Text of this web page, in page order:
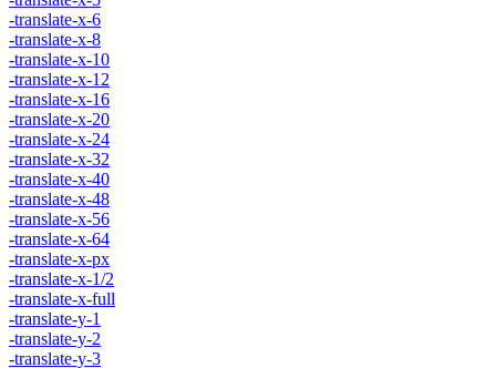
-translate-x-6
-translate-x-8
-translate-x-10
-translate-x-12
-translate-x-16
-translate-x-20
-translate-x-24
-translate-x-32
-translate-x-40
-translate-x-48
-translate-x-56
-translate-x-64
-translate-x-px
-translate-x-1/2
-translate-x-full
-translate-y-1
-translate-y-2
-translate-y-3